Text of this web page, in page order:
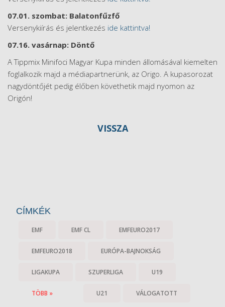
07.01. szombat: Balatonfűzfő
Versenykiírás és jelentkezés ide kattintva!
07.16. vasárnap: Döntő
A Tippmix Minifoci Magyar Kupa minden állomásával kiemelten
foglalkozik majd a médiapartnerünk, az Origo. A kupasorozat
nagydöntőjét pedig élőben követhetik majd nyomon az
Origón!
VISSZA
CÍMKÉK
EMF EMF CL EMFEURO2017
EMFEURO2018 EURÓPA-BAJNOKSÁG
LIGAKUPA SZUPERLIGA U19
U21 VÁLOGATOTT
TÖBB »